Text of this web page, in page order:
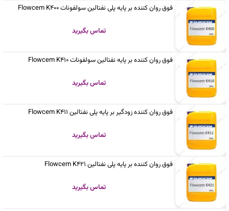
فوق روان کننده بر پایه پلی نفتالین سولفونات Flowcem K400
تماس بگیرید
فوق روان کننده بر پایه نفتالین سولفونات Flowcem K410
تماس بگیرید
فوق روان کننده زودگیر بر پایه پلی نفتالین Flowcem K411
تماس بگیرید
فوق روان کننده بر پایه پلی نفتالین Flowcem K421
تماس بگیرید